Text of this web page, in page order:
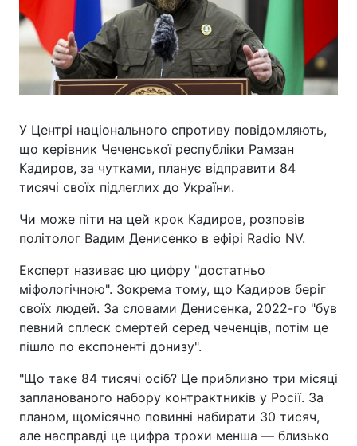
У Центрі національного спротиву повідомляють,
що керівник Чеченської республіки Рамзан
Кадиров, за чутками, планує відправити 84
тисячі своїх підлеглих до України.
Чи може піти на цей крок Кадиров, розповів
політолог Вадим Денисенко в ефірі Radio NV.
Експерт називає цю цифру "достатньо
міфологічною". Зокрема тому, що Кадиров беріг
своїх людей. За словами Денисенка, 2022-го "був
певний сплеск смертей серед чеченців, потім це
пішло по експоненті донизу".
"Що таке 84 тисячі осіб? Це приблизно три місяці
запланованого набору контрактників у Росії. За
планом, щомісячно повинні набирати 30 тисяч,
але насправді це цифра трохи менша — близько